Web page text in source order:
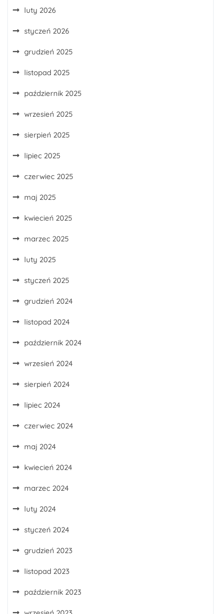
luty 2026
styczeń 2026
grudzień 2025
listopad 2025
październik 2025
wrzesień 2025
sierpień 2025
lipiec 2025
czerwiec 2025
maj 2025
kwiecień 2025
marzec 2025
luty 2025
styczeń 2025
grudzień 2024
listopad 2024
październik 2024
wrzesień 2024
sierpień 2024
lipiec 2024
czerwiec 2024
maj 2024
kwiecień 2024
marzec 2024
luty 2024
styczeń 2024
grudzień 2023
listopad 2023
październik 2023